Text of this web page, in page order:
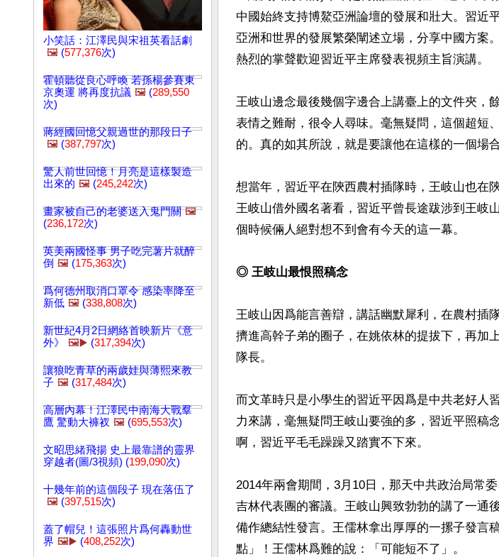
小笑話：江澤民與宋祖英看話劇
🖼️ (577,376次)
霍頓聽從良心呼喚 若孫楊參賽東
京奧運 將再度抗議 🖼️ (289,550
次)
蔣經國回憶父親過世的那段日子
🖼️ (387,797次)
驚人前世回憶！月亮是這樣製造
出來的 🖼️ (245,242次)
畫家被自己的老婆送入鬼門關 🖼️
(236,172次)
英美兩國怪事 男子吃完薯片就醉
倒 🖼️ (175,363次)
爲何德州取消口罩令 感染率降至
新低 🖼️ (338,808次)
新世紀4月2日網絡首映新片《意
外》
🖼️▶️ (317,394次)
讓狼吃青草的兩歲娃與薄熙來教
子 🖼️ (317,484次)
高層內幕！江澤民中南海大戰羣
鷹 驚動大褲衩 🖼️ (695,553次)
文昭思緒飛揚 史上最靠譜的靈界
穿越者(圖/3視頻) (199,090次)
十幾年前的這個段子 現在落伍了
🖼️ (397,515次)
蓋了帽兒！這張照片爲何轟動世
界 🖼️▶️ (408,252次)
中國始終支持博鰲亞洲論壇的發展和壯大。習近
亞洲和世界的發展繁榮闡述立場，分享中國方案
熱烈的掌聲歡迎習近平主席發表視頻主旨演講。
王岐山邊念最後幾個字邊合上講臺上的文件夾，
表情之難耐，很令人尋味。毫無疑問，這個超短
的。真的如其所說，就是要讓他在這樣的一個場
想當年，習近平在陝西農村插隊時，王岐山也在
王岐山借外國名著看，習近平曾長途跋涉到王岐
個時候倆人絕對想不到會有今天的這一幕。
◎ 王岐山最恨照稿念
王岐山因爲能言善辯，講話幽默犀利，在農村插
擠進高幹子弟的圈子，在姚依林的提拔下，再加
隊長。
而文革時只是小學生的習近平因爲是中共老好人
力來講，毫無疑問王岐山要強的多，習近平照稿
啊，習近平毛毛躁躁又踏實不下來。
2014年兩會期間，3月10日，那天中共政治局常
吉林代表團的審議。王岐山興致勃勃的講了一通
備作總結性發言。王儒林拿出厚厚的一摞子發言
點」！王儒林爲難的說：「可能短不了」。